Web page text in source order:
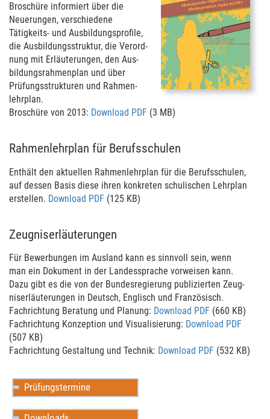
Broschüre informiert über die
Neuerun­gen, ver­schiedene
Tätigkeits- und Aus­bildungs­profile,
die Aus­bildungs­struktur, die Ver­ord­
nung mit Erläu­terun­gen, den Aus­
bildungs­rah­men­plan und über
Prüfungs­strukturen und Rahmen­
lehr­plan.
Broschüre von 2013: Download PDF (3 MB)
Rahmenlehrplan für Berufsschulen
Enthält den aktuel­len Rahmen­lehr­plan für die Berufs­schulen,
auf dessen Basis diese ihren kon­kre­ten schuli­schen Lehr­plan
erstel­len. Download PDF (125 KB)
Zeugniserläuterungen
Für Bewerbun­gen im Ausland kann es sinn­voll sein, wenn
man ein Dokument in der Landes­sprache vor­wei­sen kann.
Dazu gibt es die von der Bundes­regierung publizier­ten Zeug­
nis­erläu­terun­gen in Deutsch, Eng­lisch und Franzö­sisch.
Fach­rich­tung Ber­a­tung und Planung: Download PDF (660 KB)
Fach­rich­tung Kon­zep­tion und Visuali­sierung: Download PDF
(507 KB)
Fach­rich­tung Gestal­tung und Technik: Download PDF (532 KB)
Prüfungstermine